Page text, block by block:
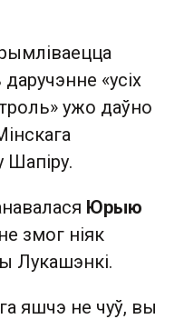
«усіх
ужо даўно
Юрыю
змог ніяк
Лукашэнкі.
яшчэ не чуў, вы